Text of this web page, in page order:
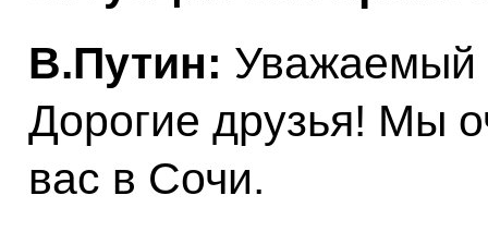
В.Путин: Уважаемый
Дорогие друзья! Мы
вас в Сочи.